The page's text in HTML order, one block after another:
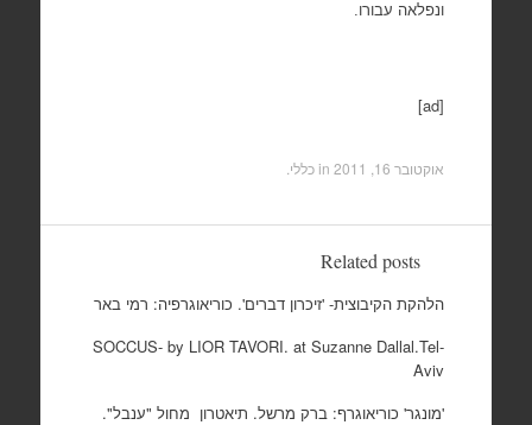
ונפלאה עבורו.
[ad]
אוקטובר 16, 2011 in כללי.
Related posts
הלהקת הקיבוצית- 'זיכרון דברים'. כוריאוגרפיה: רמי באר
SOCCUS- by LIOR TAVORI. at Suzanne Dallal.Tel-
Aviv
'מונגר' כוריאוגרף: ברק מרשל. תיאטרון מחול "ענבל".